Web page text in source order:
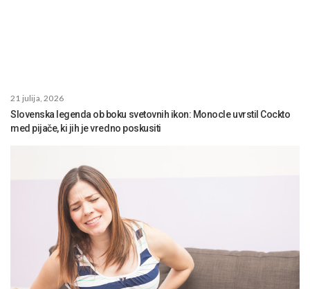
21 julija, 2026
Slovenska legenda ob boku svetovnih ikon: Monocle uvrstil Cockto
med pijače, ki jih je vredno poskusiti